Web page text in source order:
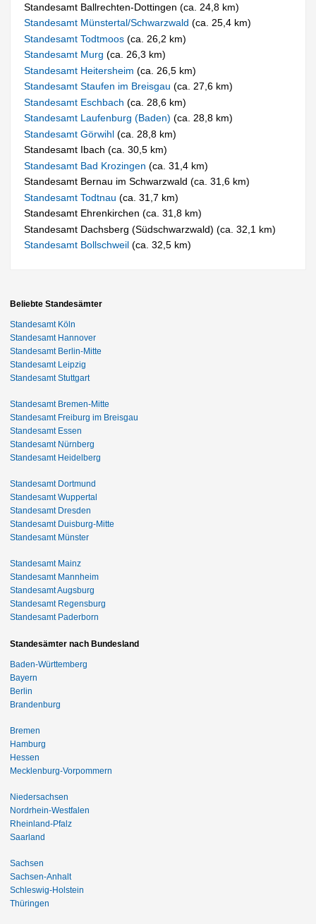
Standesamt Ballrechten-Dottingen (ca. 24,8 km)
Standesamt Münstertal/Schwarzwald(ca. 25,4 km)
Standesamt Todtmoos(ca. 26,2 km)
Standesamt Murg(ca. 26,3 km)
Standesamt Heitersheim(ca. 26,5 km)
Standesamt Staufen im Breisgau(ca. 27,6 km)
Standesamt Eschbach(ca. 28,6 km)
Standesamt Laufenburg (Baden)(ca. 28,8 km)
Standesamt Görwihl(ca. 28,8 km)
Standesamt Ibach (ca. 30,5 km)
Standesamt Bad Krozingen(ca. 31,4 km)
Standesamt Bernau im Schwarzwald (ca. 31,6 km)
Standesamt Todtnau(ca. 31,7 km)
Standesamt Ehrenkirchen (ca. 31,8 km)
Standesamt Dachsberg (Südschwarzwald) (ca. 32,1 km)
Standesamt Bollschweil(ca. 32,5 km)
Beliebte Standesämter
Standesamt Köln
Standesamt Hannover
Standesamt Berlin-Mitte
Standesamt Leipzig
Standesamt Stuttgart
Standesamt Bremen-Mitte
Standesamt Freiburg im Breisgau
Standesamt Essen
Standesamt Nürnberg
Standesamt Heidelberg
Standesamt Dortmund
Standesamt Wuppertal
Standesamt Dresden
Standesamt Duisburg-Mitte
Standesamt Münster
Standesamt Mainz
Standesamt Mannheim
Standesamt Augsburg
Standesamt Regensburg
Standesamt Paderborn
Standesämter nach Bundesland
Baden-Württemberg
Bayern
Berlin
Brandenburg
Bremen
Hamburg
Hessen
Mecklenburg-Vorpommern
Niedersachsen
Nordrhein-Westfalen
Rheinland-Pfalz
Saarland
Sachsen
Sachsen-Anhalt
Schleswig-Holstein
Thüringen